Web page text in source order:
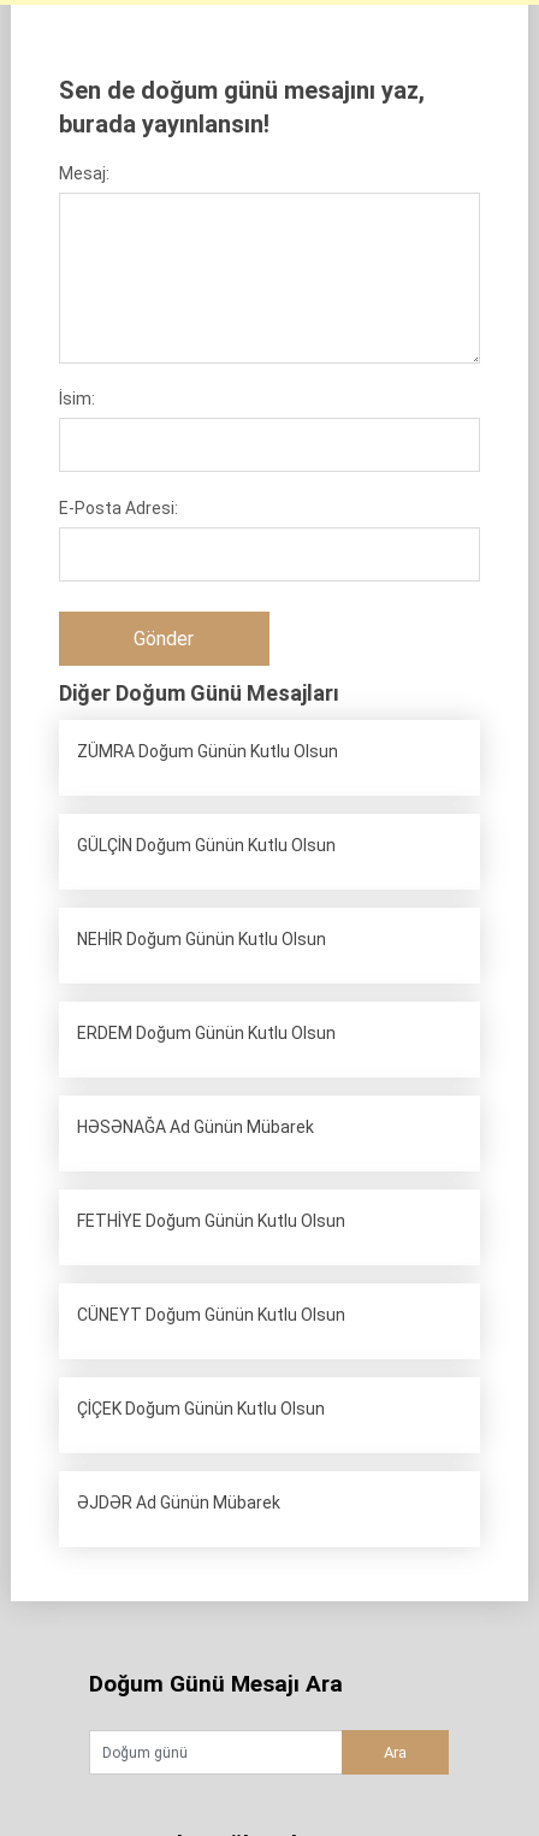
Sen de doğum günü mesajını yaz,
burada yayınlansın!
Mesaj:
İsim:
E-Posta Adresi:
Diğer Doğum Günü Mesajları
ZÜMRA Doğum Günün Kutlu Olsun
GÜLÇİN Doğum Günün Kutlu Olsun
NEHİR Doğum Günün Kutlu Olsun
ERDEM Doğum Günün Kutlu Olsun
HƏSƏNAĞA Ad Günün Mübarek
FETHİYE Doğum Günün Kutlu Olsun
CÜNEYT Doğum Günün Kutlu Olsun
ÇİÇEK Doğum Günün Kutlu Olsun
ƏJDƏR Ad Günün Mübarek
Doğum Günü Mesajı Ara